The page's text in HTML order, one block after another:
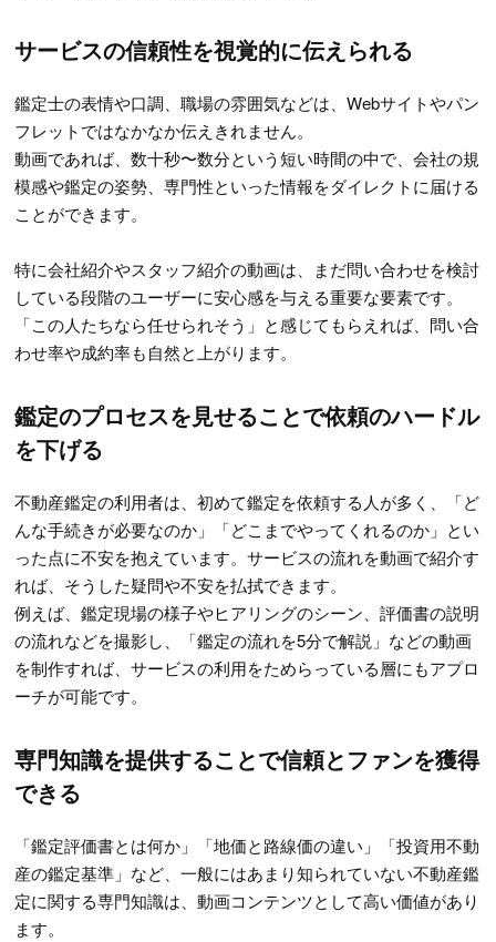
サービスの信頼性を視覚的に伝えられる
鑑定士の表情や口調、職場の雰囲気などは、Webサイトやパン
フレットではなかなか伝えきれません。
動画であれば、数十秒〜数分という短い時間の中で、会社の規
模感や鑑定の姿勢、専門性といった情報をダイレクトに届ける
ことができます。
特に会社紹介やスタッフ紹介の動画は、まだ問い合わせを検討
している段階のユーザーに安心感を与える重要な要素です。
「この人たちなら任せられそう」と感じてもらえれば、問い合
わせ率や成約率も自然と上がります。
鑑定のプロセスを見せることで依頼のハードル
を下げる
不動産鑑定の利用者は、初めて鑑定を依頼する人が多く、「ど
んな手続きが必要なのか」「どこまでやってくれるのか」とい
った点に不安を抱えています。サービスの流れを動画で紹介す
れば、そうした疑問や不安を払拭できます。
例えば、鑑定現場の様子やヒアリングのシーン、評価書の説明
の流れなどを撮影し、「鑑定の流れを5分で解説」などの動画
を制作すれば、サービスの利用をためらっている層にもアプロ
ーチが可能です。
専門知識を提供することで信頼とファンを獲得
できる
「鑑定評価書とは何か」「地価と路線価の違い」「投資用不動
産の鑑定基準」など、一般にはあまり知られていない不動産鑑
定に関する専門知識は、動画コンテンツとして高い価値があり
ます。